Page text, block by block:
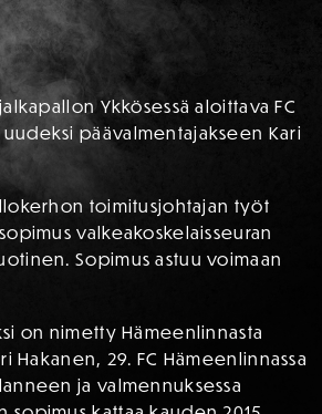
Ykkösessä aloittava FC
päävalmentajakseen Kari
toimitusjohtajan työt
valkeakoskelaisseuran
Sopimus astuu voimaan
on nimetty Hämeenlinnasta
Hakanen, 29. FC Hämeenlinnassa
ja valmennuksessa